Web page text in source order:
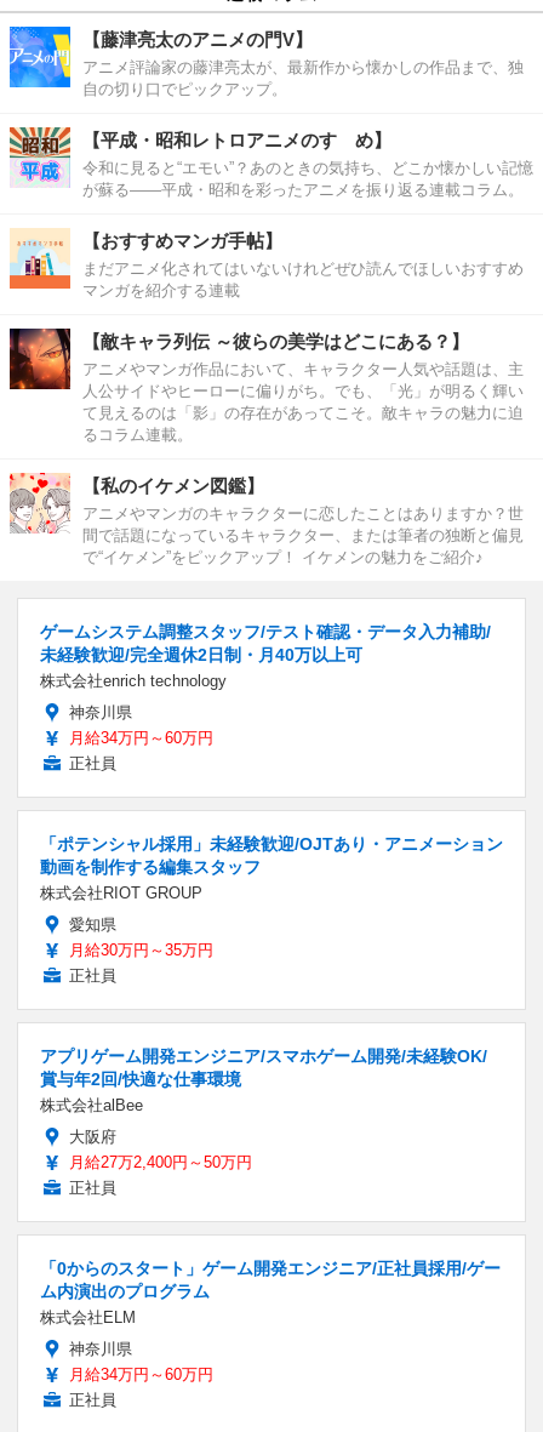
【藤津亮太のアニメの門V】
アニメ評論家の藤津亮太が、最新作から懐かしの作品まで、独
自の切り口でピックアップ。
【平成・昭和レトロアニメのすゝめ】
令和に見ると“エモい”？あのときの気持ち、どこか懐かしい記憶
が蘇る――平成・昭和を彩ったアニメを振り返る連載コラム。
【おすすめマンガ手帖】
まだアニメ化されてはいないけれどぜひ読んでほしいおすすめ
マンガを紹介する連載
【敵キャラ列伝 ～彼らの美学はどこにある？】
アニメやマンガ作品において、キャラクター人気や話題は、主
人公サイドやヒーローに偏りがち。でも、「光」が明るく輝い
て見えるのは「影」の存在があってこそ。敵キャラの魅力に迫
るコラム連載。
【私のイケメン図鑑】
アニメやマンガのキャラクターに恋したことはありますか？世
間で話題になっているキャラクター、または筆者の独断と偏見
で“イケメン”をピックアップ！ イケメンの魅力をご紹介♪
ゲームシステム調整スタッフ/テスト確認・データ入力補助/
未経験歓迎/完全週休2日制・月40万以上可
株式会社enrich technology
神奈川県
月給34万円～60万円
正社員
「ポテンシャル採用」未経験歓迎/OJTあり・アニメーション
動画を制作する編集スタッフ
株式会社RIOT GROUP
愛知県
月給30万円～35万円
正社員
アプリゲーム開発エンジニア/スマホゲーム開発/未経験OK/
賞与年2回/快適な仕事環境
株式会社alBee
大阪府
月給27万2,400円～50万円
正社員
「0からのスタート」ゲーム開発エンジニア/正社員採用/ゲー
ム内演出のプログラム
株式会社ELM
神奈川県
月給34万円～60万円
正社員